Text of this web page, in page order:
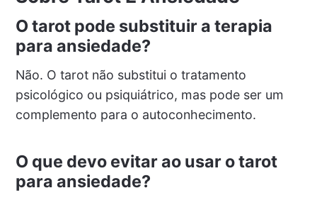
O tarot pode substituir a terapia
para ansiedade?
Não. O tarot não substitui o tratamento
psicológico ou psiquiátrico, mas pode ser um
complemento para o autoconhecimento.
O que devo evitar ao usar o tarot
para ansiedade?